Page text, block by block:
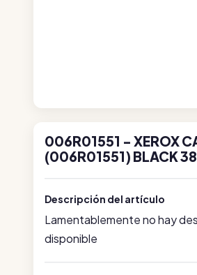
006R01551 - XEROX
(006R01551) BLACK
Descripción del artículo
Lamentablemente no hay
disponible